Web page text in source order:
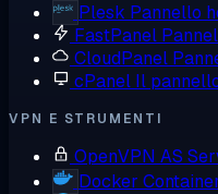
Plesk Pannello
FastPanel
CloudPanel
cPanel Il
VPN E STRUMENTI
OpenVPN AS
Docker